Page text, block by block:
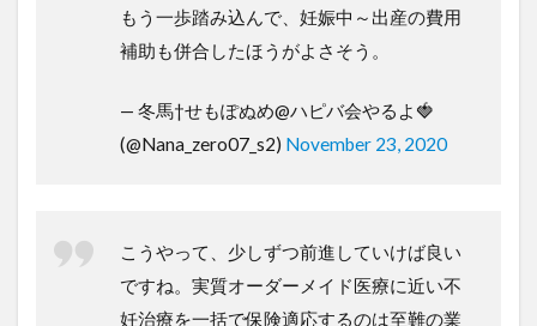
もう一歩踏み込んで、妊娠中～出産の費用
補助も併合したほうがよさそう。
— 冬馬†せもぽぬめ@ハピバ会やるよ🍓
(@Nana_zero07_s2) November 23, 2020
こうやって、少しずつ前進していけば良い
ですね。実質オーダーメイド医療に近い不
妊治療を一括で保険適応するのは至難の業